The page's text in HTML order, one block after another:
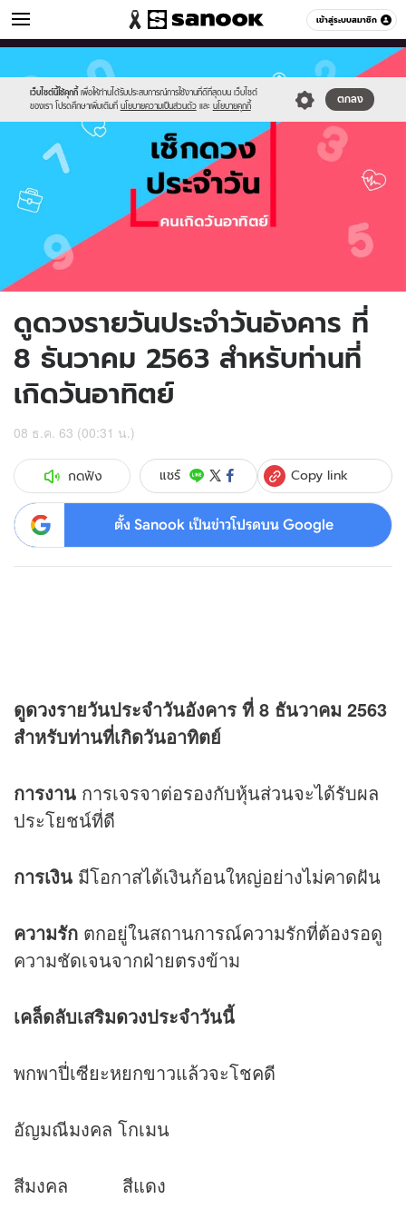
เข้าสู่ระบบสมาชิก
ดูดวง หมวดอื่นๆ
เว็บไซต์นี้ใช้คุกกี้ เพื่อให้ท่านได้รับประสบการณ์การใช้งานที่ดีที่สุดบน เว็บไซต์
ของเรา โปรดศึกษาเพิ่มเติมที่ นโยบายความเป็นส่วนตัว และ นโยบายคุกกี้
ตกลง
//s.isanook.com/sr/0/images/logo-
new-
sanook.png
//s.isanook.com/ho/0/ud/fxd/day/day-
1.png
ดูดวงรายวันประจำวันอังคาร ที่
8 ธันวาคม 2563 สำหรับท่านที่
เกิดวันอาทิตย์
08 ธ.ค. 63 (00:31 น.)
กดฟัง แชร์ Copy link
ตั้ง Sanook เป็นข่าวโปรดบน Google
ดูดวงรายวันประจำวันอังคาร ที่ 8 ธันวาคม 2563
สำหรับท่านที่เกิดวันอาทิตย์
การงาน การเจรจาต่อรองกับหุ้นส่วนจะได้รับผล
ประโยชน์ที่ดี
การเงิน มีโอกาสได้เงินก้อนใหญ่อย่างไม่คาดฝัน
ความรัก ตกอยู่ในสถานการณ์ความรักที่ต้องรอดู
ความชัดเจนจากฝ่ายตรงข้าม
เคล็ดลับเสริมดวงประจำวันนี้
พกพาปี่เซียะหยกขาวแล้วจะโชคดี
อัญมณีมงคล โกเมน
สีมงคล สีแดง